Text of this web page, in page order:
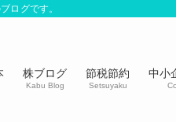
ログです。
株ブログ
Kabu Blog
節税節約
Setsuyaku
中小